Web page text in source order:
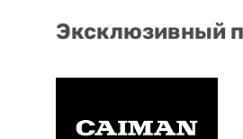
Эксклюзивный